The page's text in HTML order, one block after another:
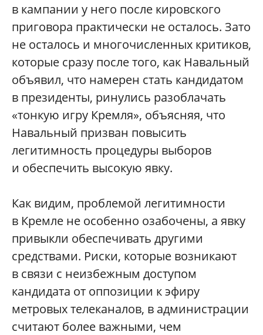
в кампании у него после кировского
приговора практически не осталось. Зато
не осталось и многочисленных критиков,
которые сразу после того, как Навальный
объявил, что намерен стать кандидатом
в президенты, ринулись разоблачать
«тонкую игру Кремля», объясняя, что
Навальный призван повысить
легитимность процедуры выборов
и обеспечить высокую явку.
Как видим, проблемой легитимности
в Кремле не особенно озабочены, а явку
привыкли обеспечивать другими
средствами. Риски, которые возникают
в связи с неизбежным доступом
кандидата от оппозиции к эфиру
метровых телеканалов, в администрации
считают более важными, чем